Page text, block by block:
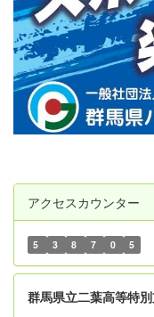
アクセスカウンター
5 3 8 7 0 5
群馬県立二葉高等特